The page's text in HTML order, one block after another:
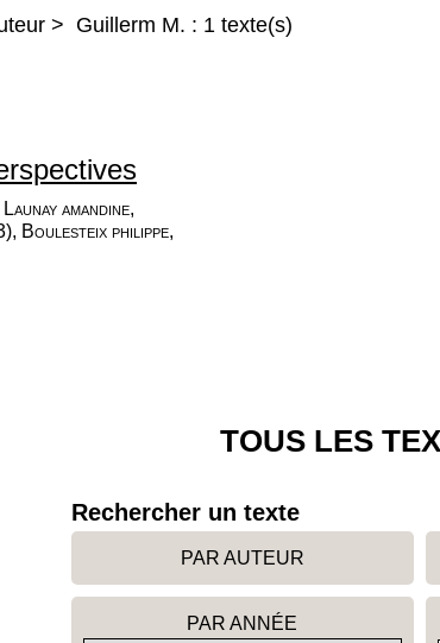
> Guillerm M. : 1 texte(s)
amandine,
Boulesteix philippe,
TOUS LES
Rechercher un texte
PAR AUTEUR
PAR ANNÉE